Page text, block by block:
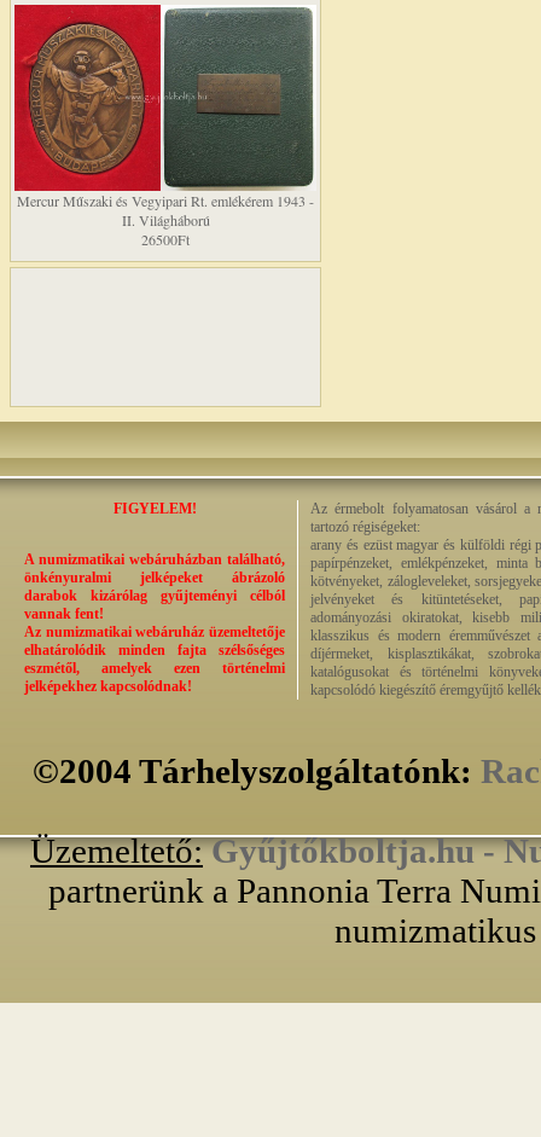
Mercur Műszaki és Vegyipari Rt. emlékérem 1943 -
II. Világháború
26500Ft
FIGYELEM!
A numizmatikai webáruházban található,
önkényuralmi jelképeket ábrázoló
darabok kizárólag gyűjteményi célból
vannak fent!
Az numizmatikai webáruház üzemeltetője
elhatárolódik minden fajta szélsőséges
eszmétől, amelyek ezen történelmi
jelképekhez kapcsolódnak!
Az érmebolt folyamatosan vásárol a
tartozó régiségeket:
arany és ezüst magyar és külföldi régi
papírpénzeket, emlékpénzeket, minta
kötvényeket, zálogleveleket,
jelvényeket és kitüntetéseket,
adományozási okiratokat, kisebb
klasszikus és modern éremművészet
díjérmeket, kisplasztikákat,
katalógusokat és történelmi
kapcsolódó kiegészítő éremgyűjtő
©2004 Tárhelyszolgáltatónk:
Üzemeltető: Gyűjtőkboltja.hu -
partnerünk a Pannonia Terra
numizmatikus